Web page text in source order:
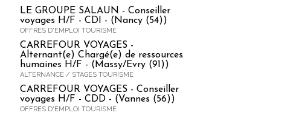
LE GROUPE SALAUN - Conseiller
voyages H/F - CDI - (Nancy (54))
OFFRES D'EMPLOI TOURISME
CARREFOUR VOYAGES -
Alternant(e) Chargé(e) de ressources
humaines H/F - (Massy/Evry (91))
ALTERNANCE / STAGES TOURISME
CARREFOUR VOYAGES - Conseiller
voyages H/F - CDD - (Vannes (56))
OFFRES D'EMPLOI TOURISME